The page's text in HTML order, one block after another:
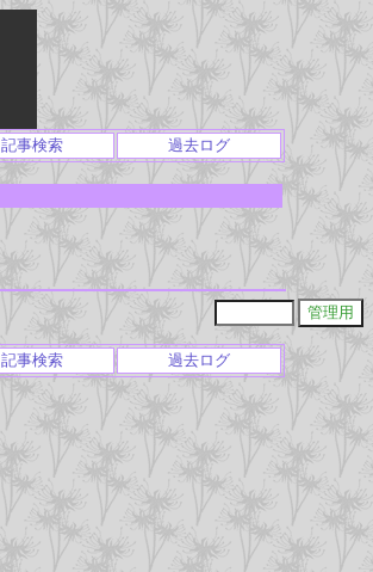
記事検索 過去ログ
記事検索 過去ログ